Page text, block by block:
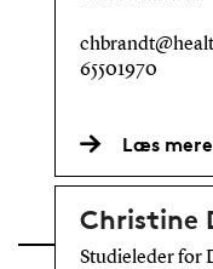
65501970
Læs mere
Christine
Studieleder for